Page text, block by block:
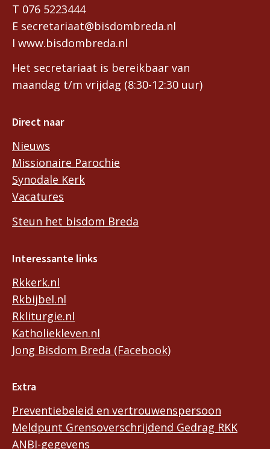
T 076 5223444
E secretariaat@bisdombreda.nl
I www.bisdombreda.nl
Het secretariaat is bereikbaar van
maandag t/m vrijdag (8:30-12:30 uur)
Direct naar
Nieuws
Missionaire Parochie
Synodale Kerk
Vacatures
Steun het bisdom Breda
Interessante links
Rkkerk.nl
Rkbijbel.nl
Rkliturgie.nl
Katholiekleven.nl
Jong Bisdom Breda (Facebook)
Extra
Preventiebeleid en vertrouwenspersoon
Meldpunt Grensoverschrijdend Gedrag RKK
ANBI-gegevens